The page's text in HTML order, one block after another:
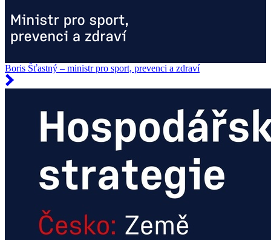
Boris Šťastný – ministr pro sport, prevenci a zdraví